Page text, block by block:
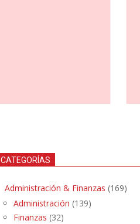
CATEGORÍAS
Administración & Finanzas (169)
Administración (139)
Finanzas (32)